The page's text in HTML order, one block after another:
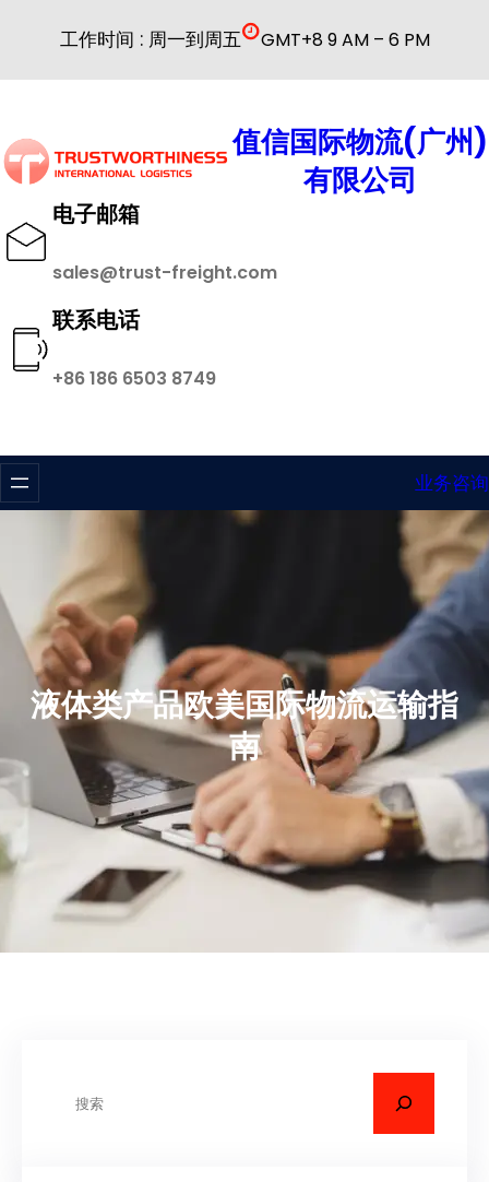
内
工作时间 : 周一到周五 GMT+8 9 AM – 6 PM
值信国际物流(广州)
有限公司
电子邮箱
sales@trust-freight.com
联系电话
+86 186 6503 8749
业务咨询
液体类产品欧美国际物流运输指
南